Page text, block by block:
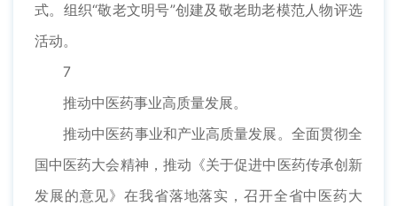
式。组织“敬老文明号”创建及敬老助老模范人物评选
活动。
7
推动中医药事业高质量发展。
推动中医药事业和产业高质量发展。全面贯彻全
国中医药大会精神，推动《关于促进中医药传承创新
发展的意见》在我省落地落实，召开全省中医药大